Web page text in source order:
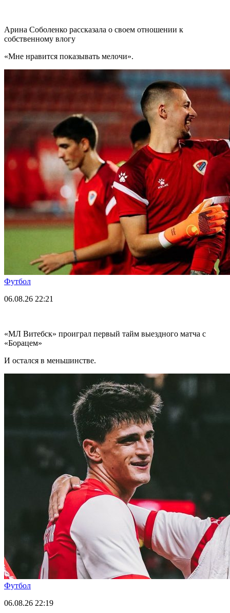
Арина Соболенко рассказала о своем отношении к
собственному влогу
«Мне нравится показывать мелочи».
Футбол
06.08.26 22:21
«МЛ Витебск» проиграл первый тайм выездного матча с
«Борацем»
И остался в меньшинстве.
Футбол
06.08.26 22:19